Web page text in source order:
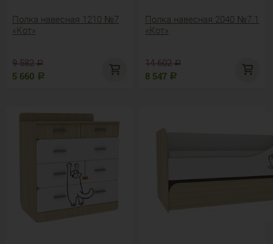
Полка навесная 1210 №7
«Кот»
9 582 Р
5 660 Р
Полка навесная 2040 №7.1
«Кот»
14 602 Р
8 547 Р